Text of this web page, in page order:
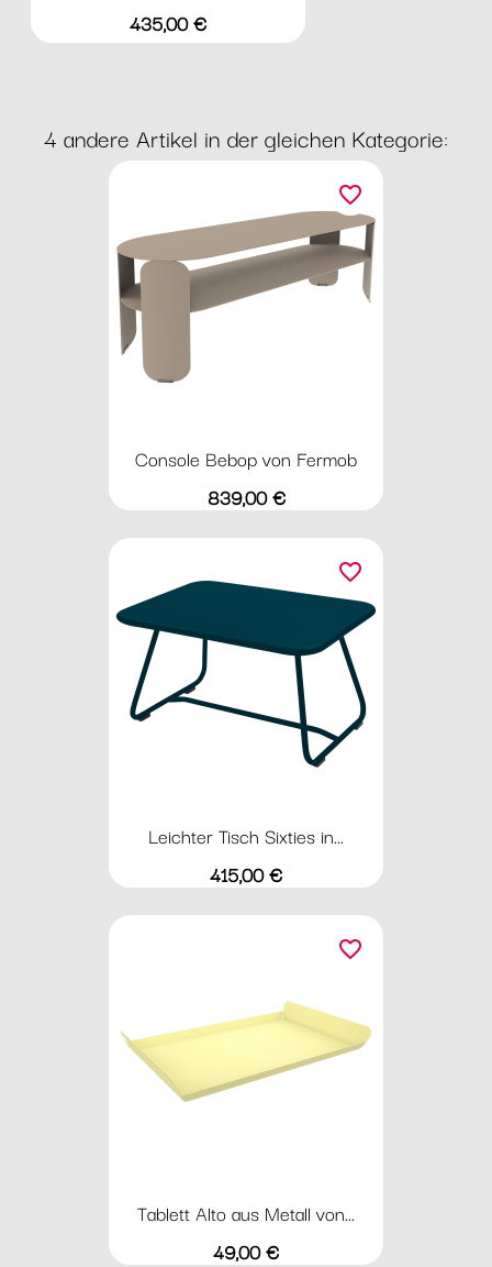
Preis
435,00 €
4 andere Artikel in der gleichen Kategorie:
Console Bebop von Fermob
Preis
839,00 €
favorite_border
Leichter Tisch Sixties in...
Preis
415,00 €
favorite_border
Tablett Alto aus Metall von...
Preis
49,00 €
favorite_border